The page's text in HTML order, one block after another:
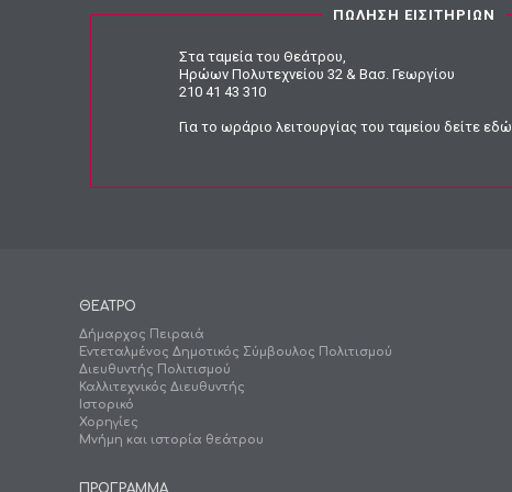
ΠΩΛΗΣΗ ΕΙΣΙΤΗΡΙΩΝ
Στα ταμεία του Θεάτρου,
Ηρώων Πολυτεχνείου 32 & Βασ. Γεωργίου
210 41 43 310
Για το ωράριο λειτουργίας του ταμείου δείτε εδώ
ΘΕΑΤΡΟ
Δήμαρχος Πειραιά
Εντεταλμένος Δημοτικός Σύμβουλος Πολιτισμού
Διευθυντής Πολιτισμού
Καλλιτεχνικός Διευθυντής
Ιστορικό
Χορηγίες
Μνήμη και ιστορία θεάτρου
ΠΡΟΓΡΑΜΜΑ